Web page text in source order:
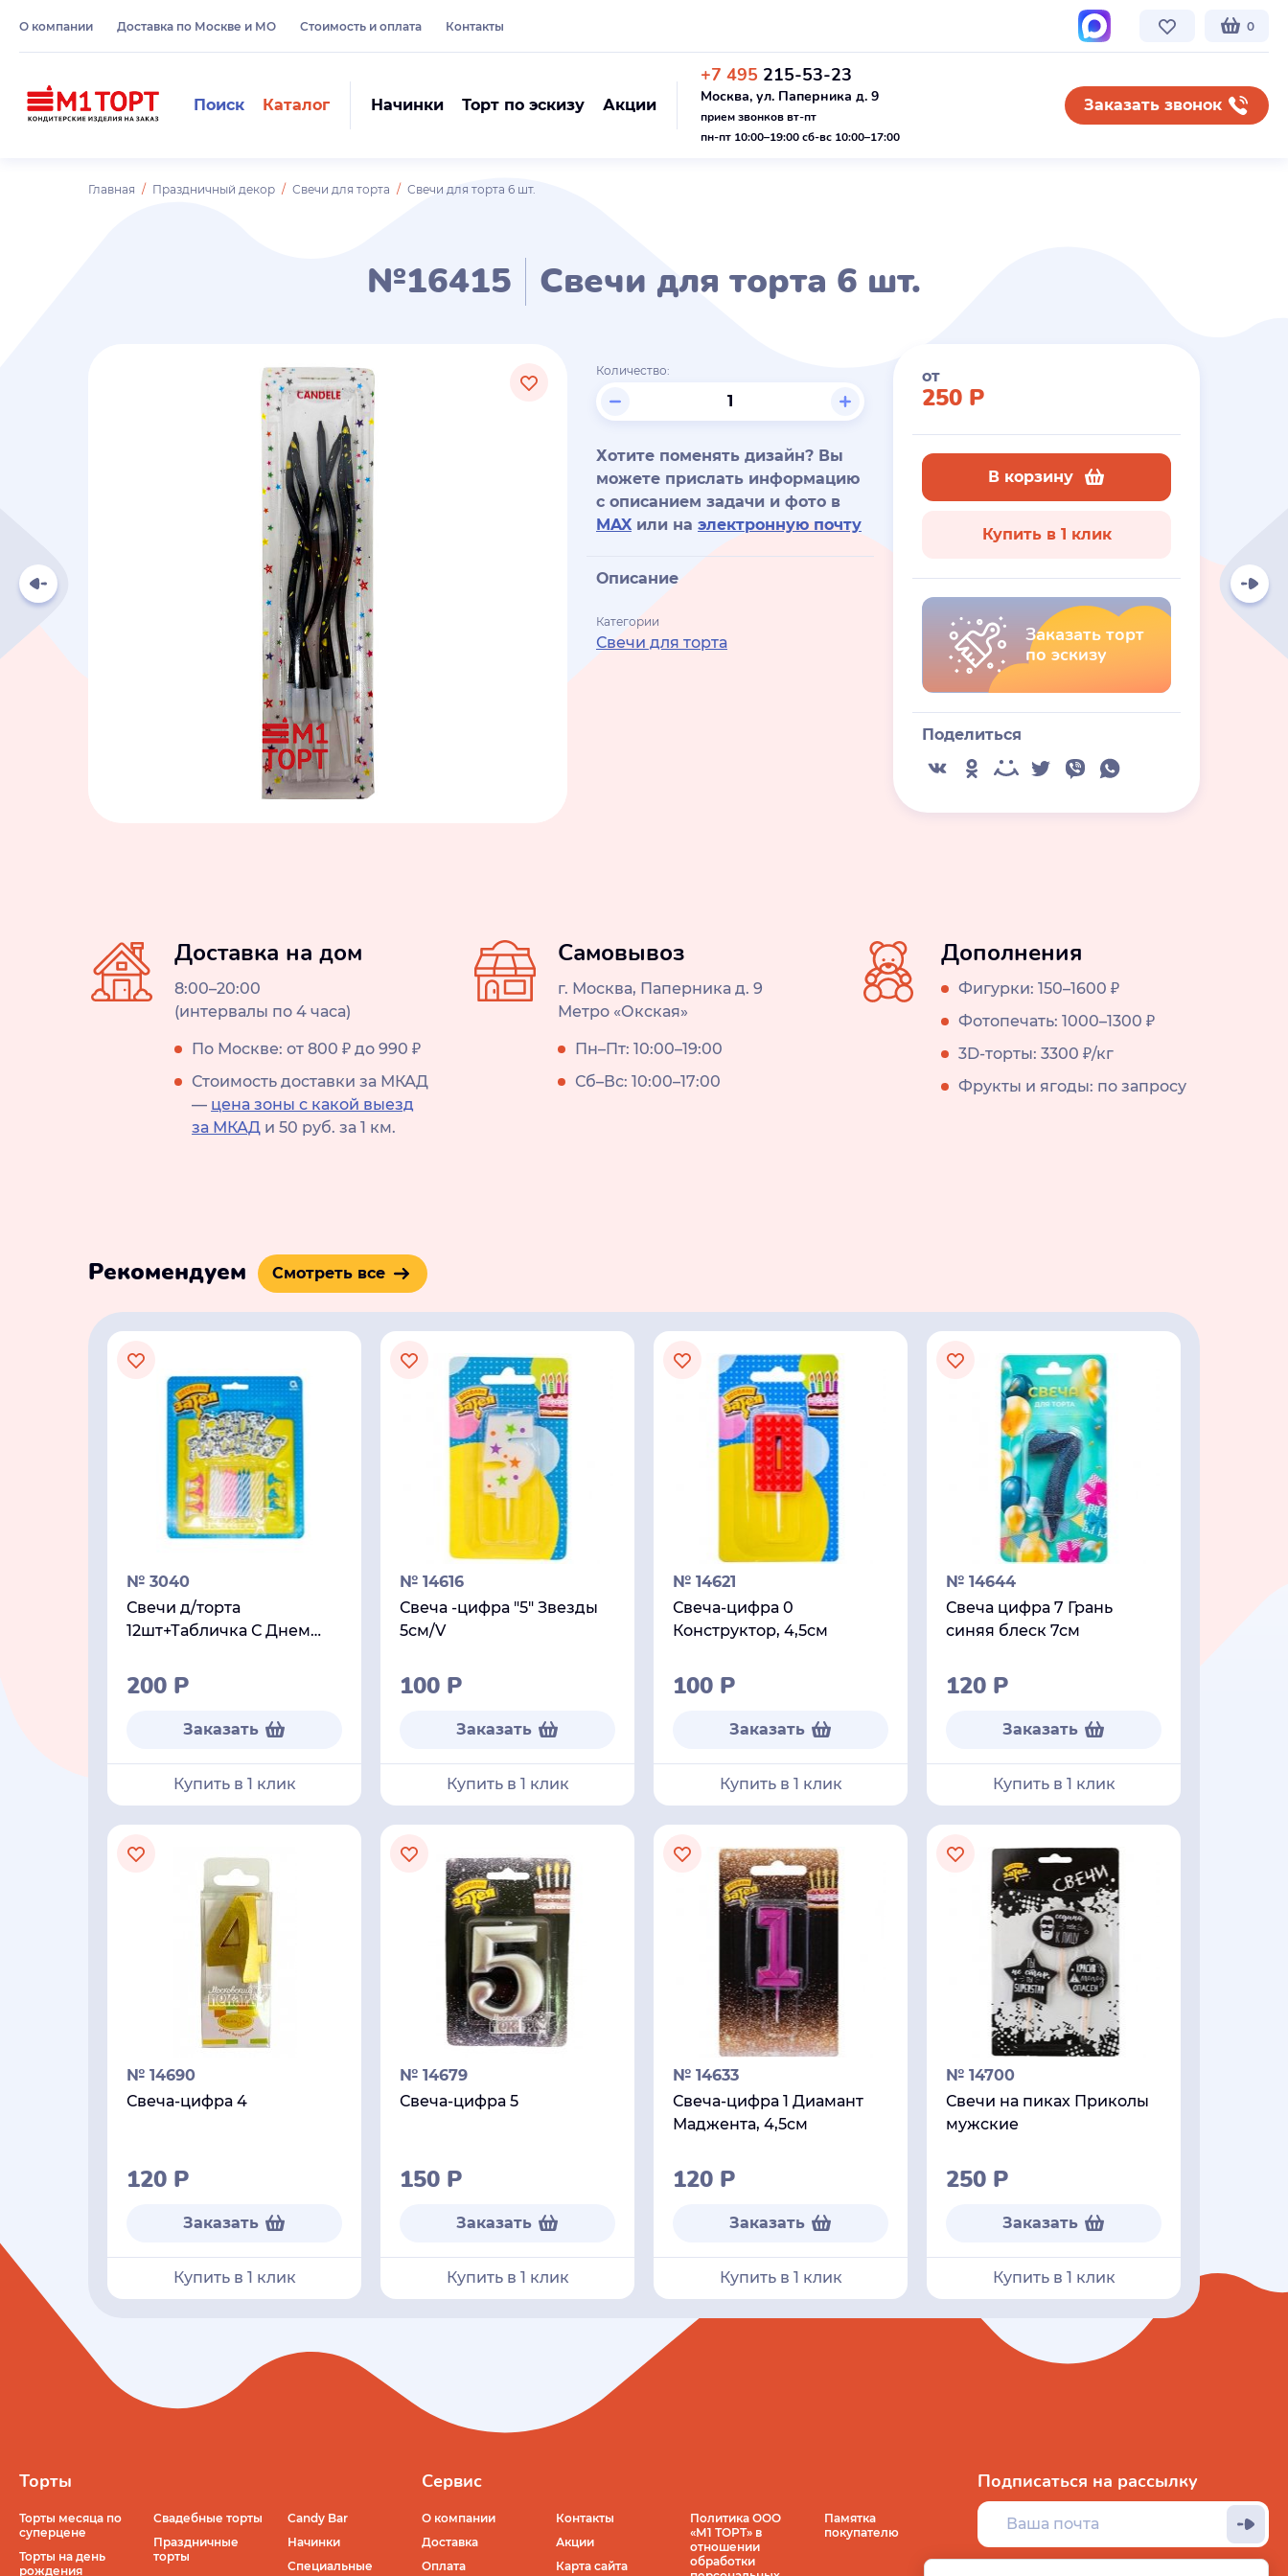
О компании Доставка по Москве и МО Стоимость и оплата Контакты 0
Поиск Каталог Начинки Торт по эскизу Акции
+7 495 215-53-23
Москва, ул. Паперника д. 9
прием звонков вт-пт
пн-пт 10:00–19:00 сб-вс 10:00–17:00
Заказать звонок
Главная Праздничный декор Свечи для торта Свечи для торта 6 шт.
№16415 Свечи для торта 6 шт.
Количество:
Хотите поменять дизайн? Вы
можете прислать информацию
с описанием задачи и фото в
MAX или на электронную почту
Описание
Категории
Свечи для торта
от
250 Р
В корзину
Купить в 1 клик
Заказать торт
по эскизу
Поделиться
Доставка на дом
8:00–20:00
(интервалы по 4 часа)
По Москве: от 800 ₽ до 990 ₽
Стоимость доставки за МКАД
— цена зоны с какой выезд
за МКАД и 50 руб. за 1 км.
Самовывоз
г. Москва, Паперника д. 9
Метро «Окская»
Пн–Пт: 10:00–19:00
Сб–Вс: 10:00–17:00
Дополнения
Фигурки: 150–1600 ₽
Фотопечать: 1000–1300 ₽
3D-торты: 3300 ₽/кг
Фрукты и ягоды: по запросу
Рекомендуем Смотреть все
№ 3040
Свечи д/торта
12шт+Табличка С Днем
200 Р
Заказать
Купить в 1 клик
№ 14616
Свеча -цифра "5" Звезды
5см/V
100 Р
Заказать
Купить в 1 клик
№ 14621
Свеча-цифра 0
Конструктор, 4,5см
100 Р
Заказать
Купить в 1 клик
№ 14644
Свеча цифра 7 Грань
синяя блеск 7см
120 Р
Заказать
Купить в 1 клик
№ 14690
Свеча-цифра 4
120 Р
Заказать
Купить в 1 клик
№ 14679
Свеча-цифра 5
150 Р
Заказать
Купить в 1 клик
№ 14633
Свеча-цифра 1 Диамант
Маджента, 4,5см
120 Р
Заказать
Купить в 1 клик
№ 14700
Свечи на пиках Приколы
мужские
250 Р
Заказать
Купить в 1 клик
Торты
Торты месяца по
суперцене
Торты на день
рождения
Свадебные торты
Праздничные
торты
Candy Bar
Начинки
Специальные
Сервис
О компании
Доставка
Оплата
Контакты
Акции
Карта сайта
Политика ООО
«М1 ТОРТ» в
отношении
обработки
Памятка
покупателю
Подписаться на рассылку